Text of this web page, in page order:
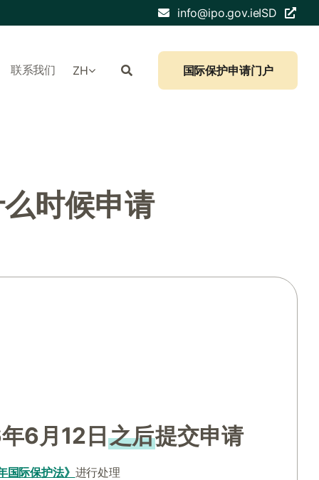
info@ipo.gov.ieISD
联系我们 ZH 国际保护申请门户
时候申请
6月12日 之后提交申请
际保护法》 进行处理